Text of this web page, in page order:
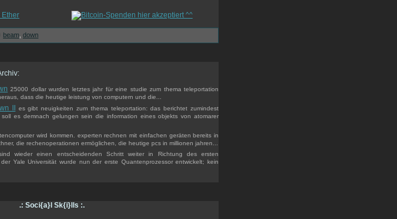
beam down
25000 dollar wurden letztes jahr für eine studie zum thema teleportation
dass die heutige leistung von computern und die...
II es gibt neuigkeiten zum thema teleportation: das berichtet zumindest
es demnach gelungen sein die information eines objekts von atomarer
wird kommen. experten rechnen mit einfachen geräten bereits in
die rechenoperationen ermöglichen, die heutige pcs in millionen jahren...
wieder einen entscheidenden Schritt weiter in Richtung des ersten
Yale Universität wurde nun der erste Quantenprozessor entwickelt; kein
.: Soci{a}l Sk{i}lls :.